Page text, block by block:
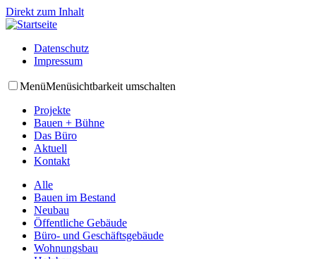
Direkt zum Inhalt
Datenschutz
Impressum
MenüMenüsichtbarkeit umschalten
Projekte
Bauen + Bühne
Das Büro
Aktuell
Kontakt
Alle
Bauen im Bestand
Neubau
Öffentliche Gebäude
Büro- und Geschäftsgebäude
Wohnungsbau